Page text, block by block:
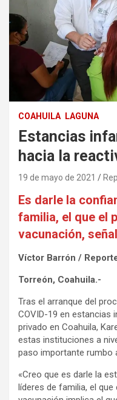
COAHUILA LAGUNA
Estancias
hacia la
19 de mayo de 2021
Es darle la
familia, el que el
vacunación,
Víctor Barrón /
Torreón, Coahuila.-
Tras el arranque del
COVID-19 en estancias
privado en Coahuila,
estas instituciones a
paso importante rumbo
«Creo que es darle la
líderes de familia, el